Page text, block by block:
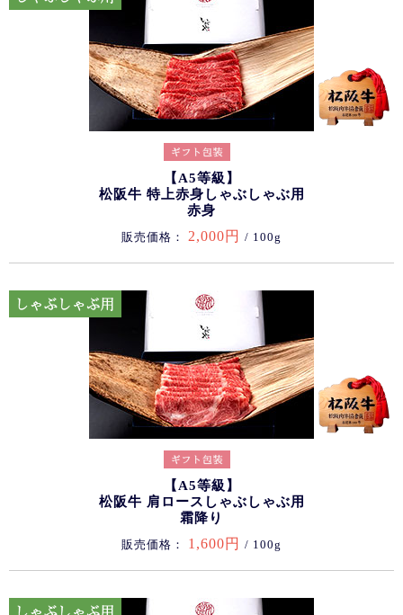
【A5等級】
松阪牛 特上赤身しゃぶしゃぶ用
赤身
販売価格： 2,000円 / 100g
【A5等級】
松阪牛 肩ロースしゃぶしゃぶ用
霜降り
販売価格： 1,600円 / 100g